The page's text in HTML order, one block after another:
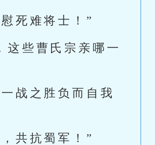
死难将士！”
这些曹氏宗亲哪一
战之胜负而自我
共抗蜀军！”